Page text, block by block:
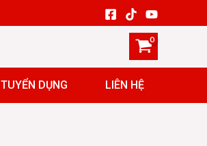
TUYỂN DỤNG LIÊN HỆ